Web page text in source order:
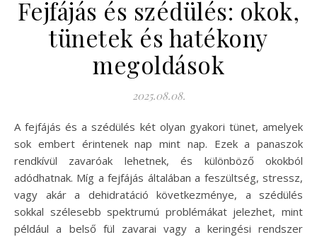
Fejfájás és szédülés: okok,
tünetek és hatékony
megoldások
2025.08.08.
A fejfájás és a szédülés két olyan gyakori tünet, amelyek
sok embert érintenek nap mint nap. Ezek a panaszok
rendkívül zavaróak lehetnek, és különböző okokból
adódhatnak. Míg a fejfájás általában a feszültség, stressz,
vagy akár a dehidratáció következménye, a szédülés
sokkal szélesebb spektrumú problémákat jelezhet, mint
például a belső fül zavarai vagy a keringési rendszer